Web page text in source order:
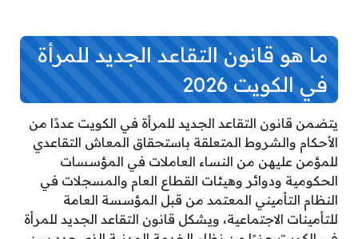
ما هو قانون التقاعد الجديد للمرأة
في الكويت 2026
يتضمن قانون التقاعد الجديد للمرأة في الكويت عددًا من
الأحكام والشروط المتعلقة باستحقاق المعاش التقاعدي
للمؤمن عليهن من النساء العاملات في المؤسسات
الحكومية ودوائر وهيئات القطاع العام والمسجلات في
النظام التأميني المعتمد من قبل المؤسسة العامة
للتأمينات الاجتماعية، ويشكل قانون التقاعد الجديد للمرأة